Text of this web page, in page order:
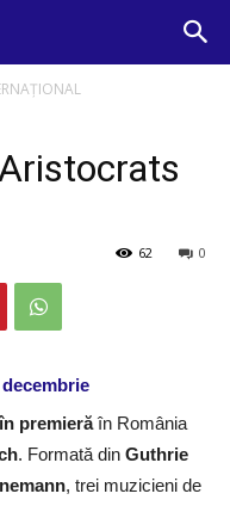
0
62
în premierăîn România
. Formată din Guthrie
, trei muzicieni de